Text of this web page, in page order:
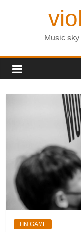
Music
TIN GAME